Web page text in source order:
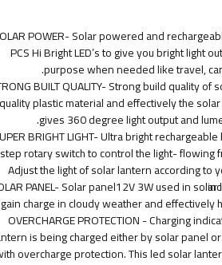
POWER- Solar powered and
PCS Hi Bright LED’s to give you bright light
purpose when needed like travel,
BUILT QUALITY- Strong build quality
quality plastic material and effectively the
gives 360 degree light output and
BRIGHT LIGHT- Ultra bright
step rotary switch to control the light- flowing
Adjust the light of solar lantern according to
PANEL- Solar panel12V 3W used in
charge in cloudy weather and effectively
OVERCHARGE PROTECTION - Charging
is being charged either by solar panel
overcharge protection. This led solar